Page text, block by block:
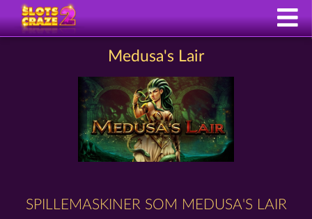
Medusa's Lair
SPILLEMASKINER SOM MEDUSA'S LAIR